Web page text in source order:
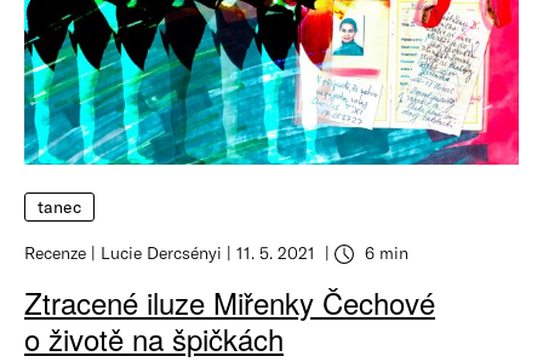
tanec
Recenze Lucie Dercsényi 11. 5. 2021 6 min
Ztracené iluze Miřenky Čechové
o životě na špičkách